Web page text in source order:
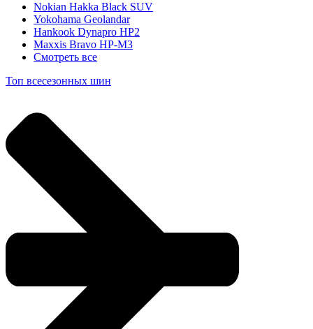
Nokian Hakka Black SUV
Yokohama Geolandar
Hankook Dynapro HP2
Maxxis Bravo HP-M3
Смотреть все
Топ всесезонных шин